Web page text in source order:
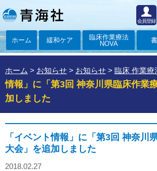
会員登録
ホーム 緩和ケア
臨床作業療法
NOVA
ホーム > お知らせ > お知らせ > 臨床 作業療
情報」に「第3回 神奈川県臨床作業
加しました
「イベント情報」に「第3回 神奈川
大会」を追加しました
2018.02.27